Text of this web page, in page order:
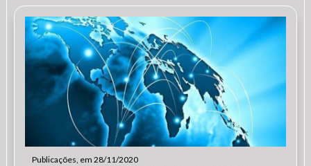
Publicações, em 28/11/2020